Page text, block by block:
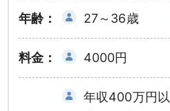
年齢： 27～36歳
料金： 4000円
年収400万円以